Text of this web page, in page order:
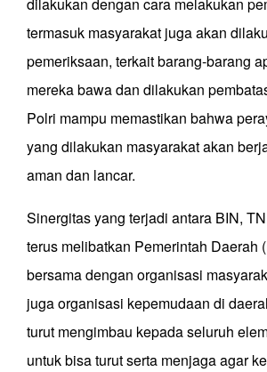
dilakukan dengan cara melakukan
termasuk masyarakat juga akan
pemeriksaan, terkait barang-barang
mereka bawa dan dilakukan
Polri mampu memastikan bahwa
yang dilakukan masyarakat akan
aman dan lancar.
Sinergitas yang terjadi antara BIN,
terus melibatkan Pemerintah Daerah
bersama dengan organisasi
juga organisasi kepemudaan di
turut mengimbau kepada seluruh
untuk bisa turut serta menjaga agar